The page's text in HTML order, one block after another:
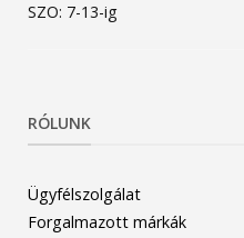
SZO: 7-13-ig
RÓLUNK
Ügyfélszolgálat
Forgalmazott márkák